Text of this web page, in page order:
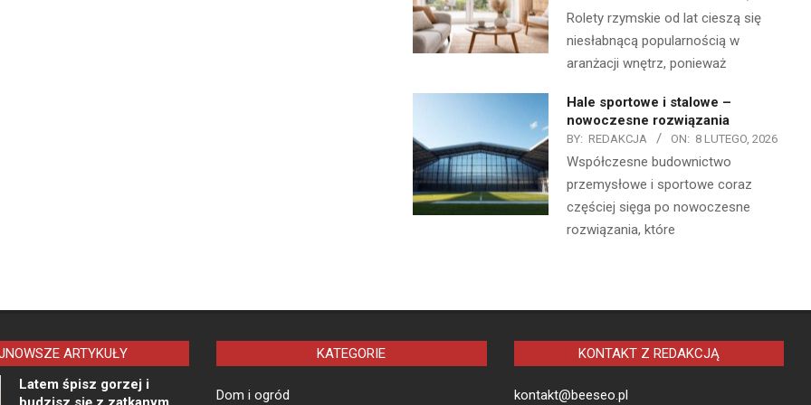
Rolety rzymskie od lat cieszą się
niesłabnącą popularnością w
aranżacji wnętrz, ponieważ
Hale sportowe i stalowe –
nowoczesne rozwiązania
BY: REDAKCJA ON: 8 LUTEGO, 2026
Współczesne budownictwo
przemysłowe i sportowe coraz
częściej sięga po nowoczesne
rozwiązania, które
ARTYKUŁY
Latem śpisz gorzej i
KATEGORIE
Dom i ogród
KONTAKT Z REDAKCJĄ
kontakt@beeseo.pl